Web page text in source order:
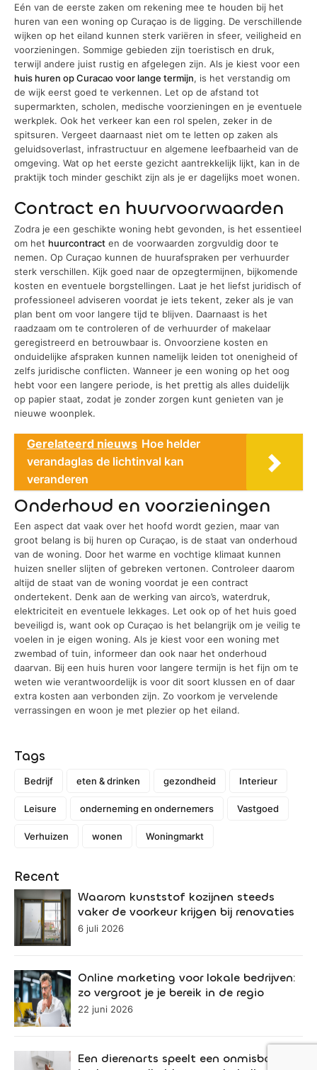
Eén van de eerste zaken om rekening mee te houden bij het
huren van een woning op Curaçao is de ligging. De verschillende
wijken op het eiland kunnen sterk variëren in sfeer, veiligheid en
voorzieningen. Sommige gebieden zijn toeristisch en druk,
terwijl andere juist rustig en afgelegen zijn. Als je kiest voor een
huis huren op Curacao voor lange termijn, is het verstandig om
de wijk eerst goed te verkennen. Let op de afstand tot
supermarkten, scholen, medische voorzieningen en je eventuele
werkplek. Ook het verkeer kan een rol spelen, zeker in de
spitsuren. Vergeet daarnaast niet om te letten op zaken als
geluidsoverlast, infrastructuur en algemene leefbaarheid van de
omgeving. Wat op het eerste gezicht aantrekkelijk lijkt, kan in de
praktijk toch minder geschikt zijn als je er dagelijks moet wonen.
Contract en huurvoorwaarden
Zodra je een geschikte woning hebt gevonden, is het essentieel
om het huurcontract en de voorwaarden zorgvuldig door te
nemen. Op Curaçao kunnen de huurafspraken per verhuurder
sterk verschillen. Kijk goed naar de opzegtermijnen, bijkomende
kosten en eventuele borgstellingen. Laat je het liefst juridisch of
professioneel adviseren voordat je iets tekent, zeker als je van
plan bent om voor langere tijd te blijven. Daarnaast is het
raadzaam om te controleren of de verhuurder of makelaar
geregistreerd en betrouwbaar is. Onvoorziene kosten en
onduidelijke afspraken kunnen namelijk leiden tot onenigheid of
zelfs juridische conflicten. Wanneer je een woning op het oog
hebt voor een langere periode, is het prettig als alles duidelijk
op papier staat, zodat je zonder zorgen kunt genieten van je
nieuwe woonplek.
Gerelateerd nieuws Hoe helder
verandaglas de lichtinval kan
veranderen
Onderhoud en voorzieningen
Een aspect dat vaak over het hoofd wordt gezien, maar van
groot belang is bij huren op Curaçao, is de staat van onderhoud
van de woning. Door het warme en vochtige klimaat kunnen
huizen sneller slijten of gebreken vertonen. Controleer daarom
altijd de staat van de woning voordat je een contract
ondertekent. Denk aan de werking van airco’s, waterdruk,
elektriciteit en eventuele lekkages. Let ook op of het huis goed
beveiligd is, want ook op Curaçao is het belangrijk om je veilig te
voelen in je eigen woning. Als je kiest voor een woning met
zwembad of tuin, informeer dan ook naar het onderhoud
daarvan. Bij een huis huren voor langere termijn is het fijn om te
weten wie verantwoordelijk is voor dit soort klussen en of daar
extra kosten aan verbonden zijn. Zo voorkom je vervelende
verrassingen en woon je met plezier op het eiland.
Tags
Bedrijf eten & drinken gezondheid Interieur
Leisure onderneming en ondernemers Vastgoed
Verhuizen wonen Woningmarkt
Recent
Waarom kunststof kozijnen steeds
vaker de voorkeur krijgen bij renovaties
6 juli 2026
Online marketing voor lokale bedrijven:
zo vergroot je je bereik in de regio
22 juni 2026
Een dierenarts speelt een onmisbare rol